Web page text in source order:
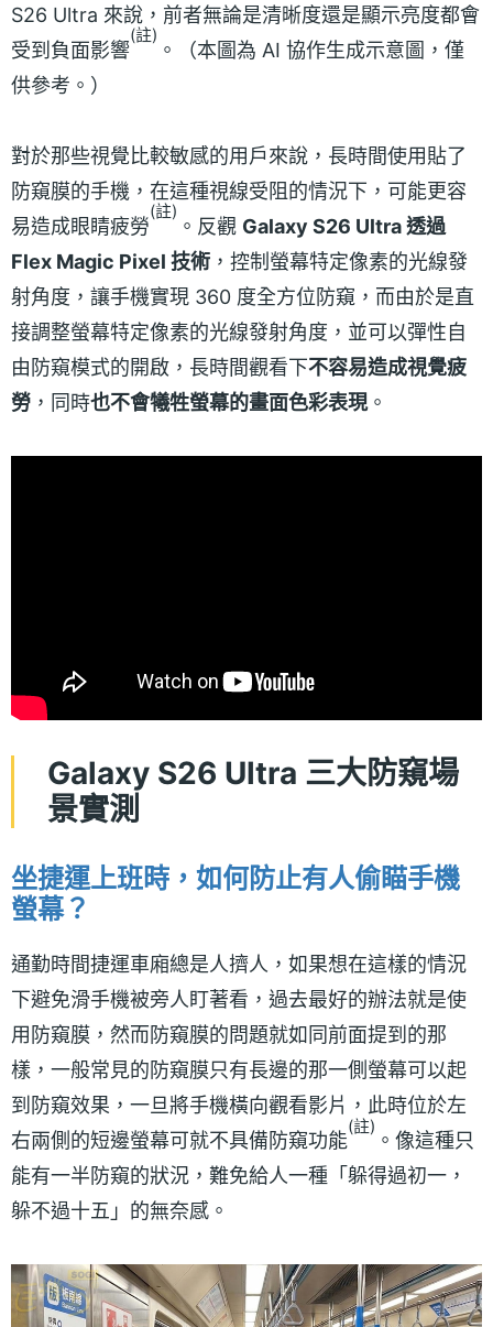
S26 Ultra 來說，前者無論是清晰度還是顯示亮度都會
受到負面影響
(註)
。（本圖為 AI 協作生成示意圖，僅
供參考。）
對於那些視覺比較敏感的用戶來說，長時間使用貼了
防窺膜的手機，在這種視線受阻的情況下，可能更容
易造成眼睛疲勞
(註)
。反觀 Galaxy S26 Ultra 透過
Flex Magic Pixel 技術 ，控制螢幕特定像素的光線發
射角度，讓手機實現 360 度全方位防窺，而由於是直
接調整螢幕特定像素的光線發射角度，並可以彈性自
由防窺模式的開啟，長時間觀看下不容易造成視覺疲
勞 ，同時也不會犧牲螢幕的畫面色彩表現。
Galaxy S26 Ultra 三大防窺場
景實測
坐捷運上班時，如何防止有人偷瞄手機
螢幕？
通勤時間捷運車廂總是人擠人，如果想在這樣的情況
下避免滑手機被旁人盯著看，過去最好的辦法就是使
用防窺膜，然而防窺膜的問題就如同前面提到的那
樣，一般常見的防窺膜只有長邊的那一側螢幕可以起
到防窺效果，一旦將手機橫向觀看影片，此時位於左
右兩側的短邊螢幕可就不具備防窺功能
(註)
。像這種只
能有一半防窺的狀況，難免給人一種「躲得過初一，
躲不過十五」的無奈感。